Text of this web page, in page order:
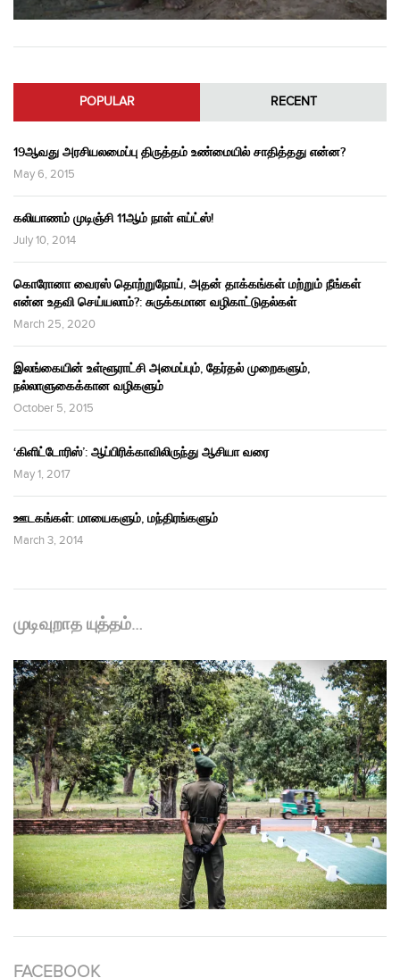
POPULAR RECENT
19ஆவது அரசியலமைப்பு திருத்தம் உண்மையில் சாதித்தது என்ன?
May 6, 2015
கலியாணம் முடிஞ்சி 11ஆம் நாள் எய்ட்ஸ்!
July 10, 2014
கொரோனா வைரஸ் தொற்றுநோய், அதன் தாக்கங்கள் மற்றும் நீங்கள்
என்ன உதவி செய்யலாம்?: சுருக்கமான வழிகாட்டுதல்கள்
March 25, 2020
இலங்கையின் உள்ளூராட்சி அமைப்பும், தேர்தல் முறைகளும்,
நல்லாளுகைக்கான வழிகளும்
October 5, 2015
‘கிளிட்டோரிஸ்’: ஆப்பிரிக்காவிலிருந்து ஆசியா வரை
May 1, 2017
ஊடகங்கள்: மாயைகளும், மந்திரங்களும்
March 3, 2014
முடிவுறாத யுத்தம்…
FACEBOOK